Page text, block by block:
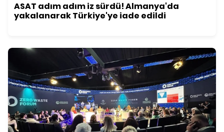
ASAT adım adım iz sürdü! Almanya'da
yakalanarak Türkiye'ye iade edildi